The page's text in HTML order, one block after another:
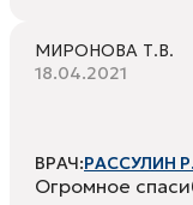
МИРОНОВА Т.В.
18.04.2021
ВРАЧ:РАССУЛИН
Огромное